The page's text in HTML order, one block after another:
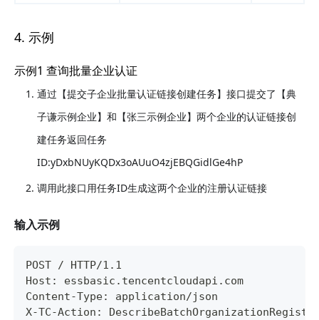
4. 示例
示例1 查询批量企业认证
通过【提交子企业批量认证链接创建任务】接口提交了【典
子谦示例企业】和【张三示例企业】两个企业的认证链接创
建任务返回任务
ID:yDxbNUyKQDx3oAUuO4zjEBQGidlGe4hP
调用此接口用任务ID生成这两个企业的注册认证链接
输入示例
POST / HTTP/1.1
Host: essbasic.tencentcloudapi.com
Content-Type: application/json
X-TC-Action: